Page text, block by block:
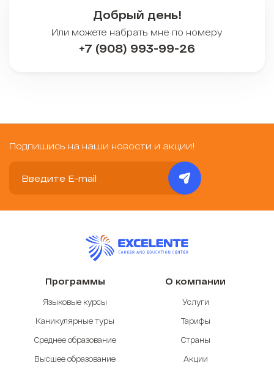
Добрый день!
Или можете набрать мне по номеру
+7 (908) 993-99-26
Подпишись на наши новости и акции!
Программы
Языковые курсы
Каникулярные туры
Среднее образование
Высшее образование
О компании
Услуги
Тарифы
Страны
Акции